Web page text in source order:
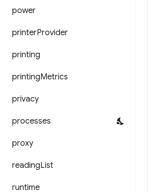
power
printerProvider
printing
printingMetrics
privacy
processes
proxy
readingList
runtime